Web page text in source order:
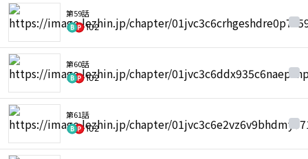
第59話
102
第60話
102
第61話
102